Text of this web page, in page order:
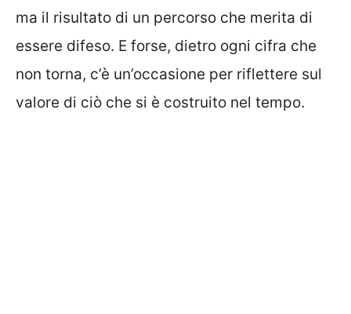
ma il risultato di un percorso che merita di
essere difeso. E forse, dietro ogni cifra che
non torna, c’è un’occasione per riflettere sul
valore di ciò che si è costruito nel tempo.